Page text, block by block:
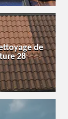
de
28